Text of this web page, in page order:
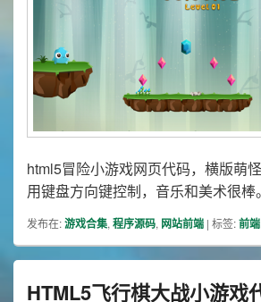
html5冒险小游戏网页代码，横版萌
用键盘方向键控制，音乐和美术很棒
发布在:游戏合集, 程序源码, 网站前端 | 标签:前端
HTML5飞行棋大战小游戏